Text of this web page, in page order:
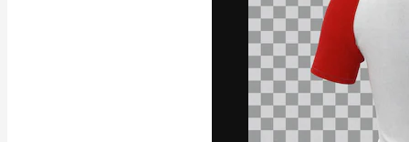
La plateforme
vos meilleurs
d’abonnés :
studios.
Français